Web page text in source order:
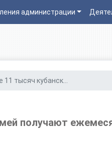
администрации
11 тысяч кубанск...
получают